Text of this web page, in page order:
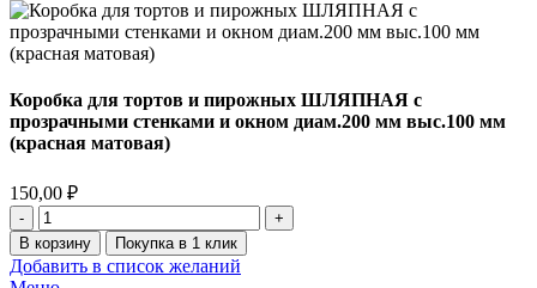
Коробка для тортов и пирожных ШЛЯПНАЯ с
прозрачными стенками и окном диам.200 мм выс.100 мм
(красная матовая)
150,00 ₽
В корзину Покупка в 1 клик
Добавить в список желаний